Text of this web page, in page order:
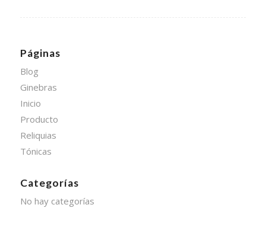
Páginas
Blog
Ginebras
Inicio
Producto
Reliquias
Tónicas
Categorías
No hay categorías